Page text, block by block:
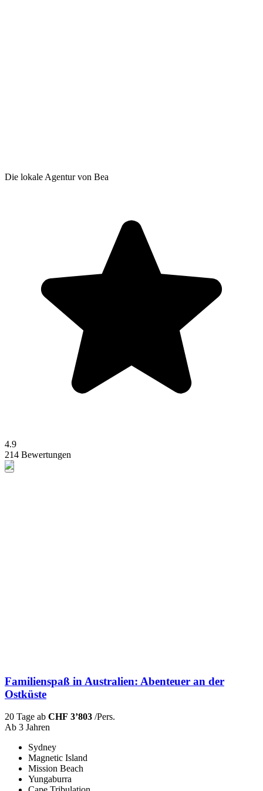
Die lokale Agentur von Bea
4.9
214 Bewertungen
Familienspaß in Australien: Abenteuer an der
Ostküste
20 Tage ab CHF 3’803 /Pers.
Ab 3 Jahren
Sydney
Magnetic Island
Mission Beach
Yungaburra